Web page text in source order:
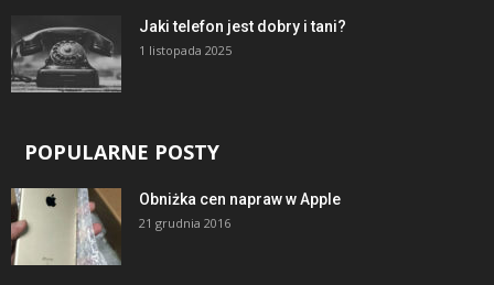
Jaki telefon jest dobry i tani?
1 listopada 2025
POPULARNE POSTY
Obniżka cen napraw w Apple
21 grudnia 2016